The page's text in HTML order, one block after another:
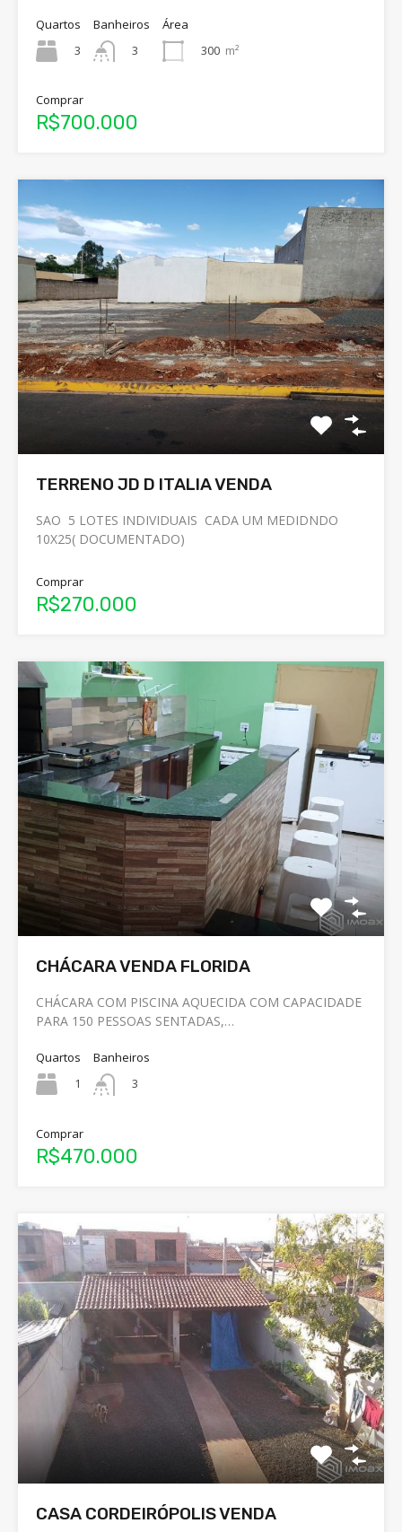
Quartos
3
Banheiros
3
Área
300 m²
Comprar
R$700.000
TERRENO JD D ITALIA VENDA
SAO 5 LOTES INDIVIDUAIS CADA UM MEDIDNDO
10X25( DOCUMENTADO)
Comprar
R$270.000
CHÁCARA VENDA FLORIDA
CHÁCARA COM PISCINA AQUECIDA COM CAPACIDADE
PARA 150 PESSOAS SENTADAS,…
Quartos
1
Banheiros
3
Comprar
R$470.000
CASA CORDEIRÓPOLIS VENDA